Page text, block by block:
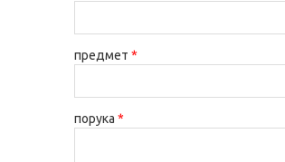
предмет *
порука *